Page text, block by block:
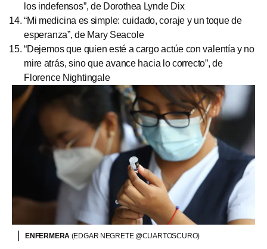
los indefensos”, de Dorothea Lynde Dix
“Mi medicina es simple: cuidado, coraje y un toque de
esperanza”, de Mary Seacole
“Dejemos que quien esté a cargo actúe con valentía y no
mire atrás, sino que avance hacia lo correcto”, de
Florence Nightingale
ENFERMERA (EDGAR NEGRETE @CUARTOSCURO)